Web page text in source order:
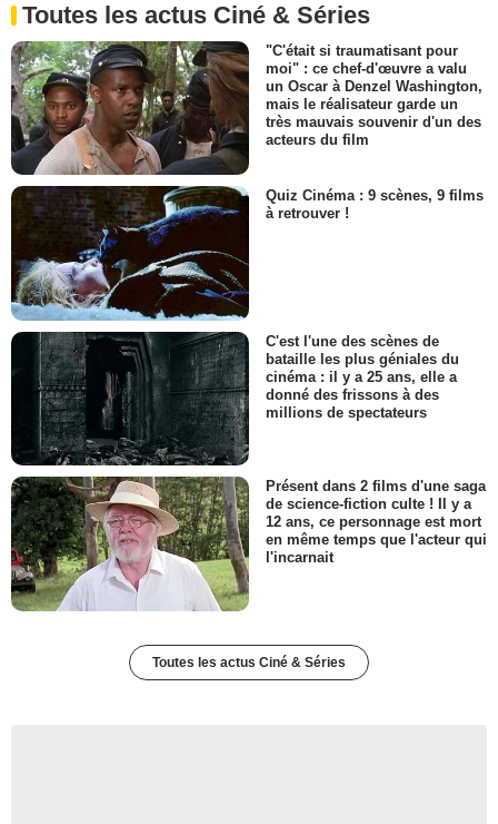
Toutes les actus Ciné & Séries
"C'était si traumatisant pour
moi" : ce chef-d'œuvre a valu
un Oscar à Denzel Washington,
mais le réalisateur garde un
très mauvais souvenir d'un des
acteurs du film
Quiz Cinéma : 9 scènes, 9 films
à retrouver !
C'est l'une des scènes de
bataille les plus géniales du
cinéma : il y a 25 ans, elle a
donné des frissons à des
millions de spectateurs
Présent dans 2 films d'une saga
de science-fiction culte ! Il y a
12 ans, ce personnage est mort
en même temps que l'acteur qui
l'incarnait
Toutes les actus Ciné & Séries